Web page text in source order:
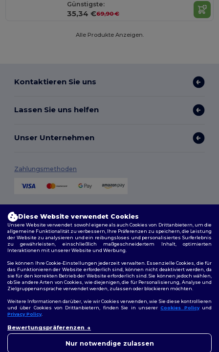
Günstigste:
35,34 €69,90 €
Alle Produkte Anzeigen.
Kontaktieren Sie uns
Lassen Sie uns helfen
Unser Unternehmen
Zahlungsmethoden
Allgemeine Geschäftsbedingungen
Datenschutzbestimmungen|Cookie-Richtlinie|Site Map
Folge uns
Diese Website verwendet Cookies
Unsere Website verwendet sowohl eigene als auch Cookies von Drittanbietern, um die
allgemeine Funktionalität zu verbessern, Ihre Präferenzen zu speichern, die Leistung
der Website zu analysieren und ein reibungsloses und personalisiertes Surferlebnis
zu gewährleisten, einschließlich maßgeschneidertem Inhalt, optimierten
Interaktionen mit unserer Website und Werbung.
Sie können Ihre Cookie-Einstellungen jederzeit verwalten. Essenzielle Cookies, die für
das Funktionieren der Website erforderlich sind, können nicht deaktiviert werden, da
sie für den korrekten Betrieb der Website erforderlich sind. Sie können jedoch wählen,
ob Sie andere Arten von Cookies, wie diejenigen, die für Personalisierung, Analyse und
Zielgruppenansprache verwendet werden, zulassen oder blockieren möchten.
Weitere Informationen darüber, wie wir Cookies verwenden, wie Sie diese kontrollieren
und über Cookies von Drittanbietern, finden Sie in unsererCookies Policyund
Privacy Policy.
Bewertungspräferenzen
Nur notwendige zulassen